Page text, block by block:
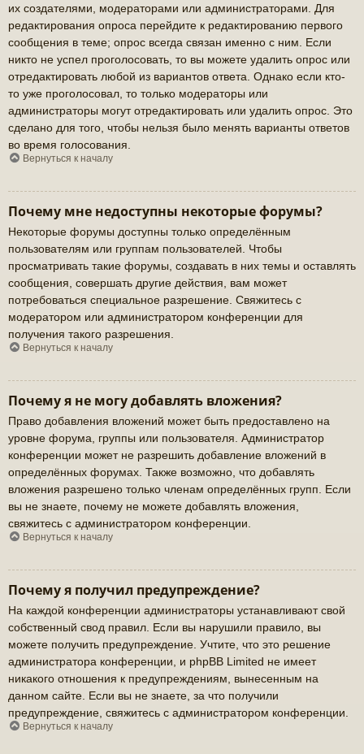
их создателями, модераторами или администраторами. Для
редактирования опроса перейдите к редактированию первого
сообщения в теме; опрос всегда связан именно с ним. Если
никто не успел проголосовать, то вы можете удалить опрос или
отредактировать любой из вариантов ответа. Однако если кто-
то уже проголосовал, то только модераторы или
администраторы могут отредактировать или удалить опрос. Это
сделано для того, чтобы нельзя было менять варианты ответов
во время голосования.
Вернуться к началу
Почему мне недоступны некоторые форумы?
Некоторые форумы доступны только определённым
пользователям или группам пользователей. Чтобы
просматривать такие форумы, создавать в них темы и оставлять
сообщения, совершать другие действия, вам может
потребоваться специальное разрешение. Свяжитесь с
модератором или администратором конференции для
получения такого разрешения.
Вернуться к началу
Почему я не могу добавлять вложения?
Право добавления вложений может быть предоставлено на
уровне форума, группы или пользователя. Администратор
конференции может не разрешить добавление вложений в
определённых форумах. Также возможно, что добавлять
вложения разрешено только членам определённых групп. Если
вы не знаете, почему не можете добавлять вложения,
свяжитесь с администратором конференции.
Вернуться к началу
Почему я получил предупреждение?
На каждой конференции администраторы устанавливают свой
собственный свод правил. Если вы нарушили правило, вы
можете получить предупреждение. Учтите, что это решение
администратора конференции, и phpBB Limited не имеет
никакого отношения к предупреждениям, вынесенным на
данном сайте. Если вы не знаете, за что получили
предупреждение, свяжитесь с администратором конференции.
Вернуться к началу